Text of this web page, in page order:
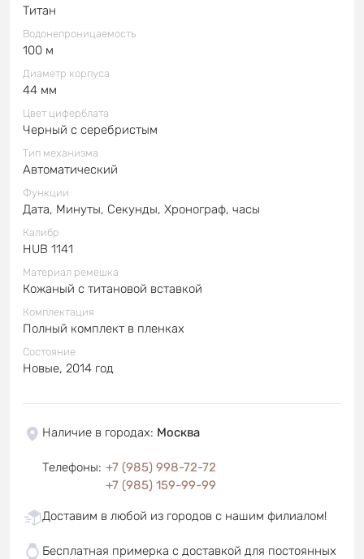
Титан
Водонепроницаемость
100 м
Диаметр корпуса
44 мм
Цвет циферблата
Черный с серебристым
Тип механизма
Автоматический
Функции
Дата, Минуты, Секунды, Хронограф, часы
Калибр
HUB 1141
Материал ремешка
Кожаный с титановой вставкой
Комплектация
Полный комплект в пленках
Состояние
Новые, 2014 год
Наличие в городах: Москва
Телефоны: +7 (985) 998-72-72
+7 (985) 159-99-99
Доставим в любой из городов с нашим филиалом!
Бесплатная примерка с доставкой для постоянных